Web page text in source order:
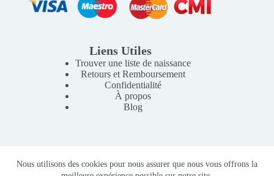
Nous utilisons des cookies pour nous assurer que nous vous offrons la
Liens Utiles
Trouver une liste de naissance
Retours et Remboursement
Confidentialité
À propos
Blog
Copyright © 2026 Mille Lunes - Création du site :
Baptiste
-Conditions Générales de Vente